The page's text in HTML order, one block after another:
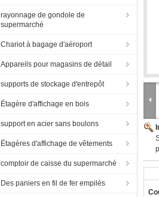
rayonnage de gondole de
supermarché
Chariot à bagage d'aéroport
Appareils pour magasins de détail
supports de stockage d'entrepôt
Étagère d'affichage en bois
support en acier sans boulons
Étagères d'affichage de vêtements
comptoir de caisse du supermarché
Des paniers en fil de fer empilés